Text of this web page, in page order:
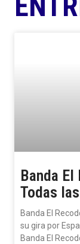
Banda El
Todas
Banda El
su gira por
Banda El